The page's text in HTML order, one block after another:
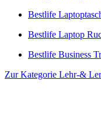
Bestlife
Bestlife Laptop
Bestlife Business
Zur Kategorie Lehr-&